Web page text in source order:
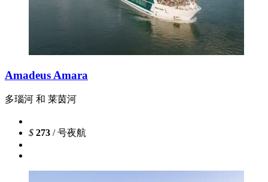
Amadeus Amara
多瑙河 和 莱茵河
$ 273 / 号夜航